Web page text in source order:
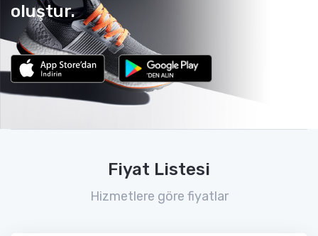
oluştur.
Fiyat Listesi
Hizmetlere göre fiyatlar